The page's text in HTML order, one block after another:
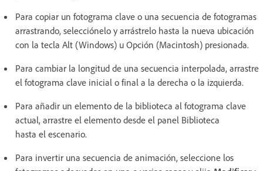
Para copiar un fotograma clave o una secuencia de fotogramas
arrastrando, selecciónelo y arrástrelo hasta la nueva ubicación
con la tecla Alt (Windows) u Opción (Macintosh) presionada.
Para cambiar la longitud de una secuencia interpolada, arrastre
el fotograma clave inicial o final a la derecha o la izquierda.
Para añadir un elemento de la biblioteca al fotograma clave
actual, arrastre el elemento desde el panel Biblioteca
hasta el escenario.
Para invertir una secuencia de animación, seleccione los